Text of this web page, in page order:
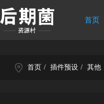
首页
首页 / 插件预设 / 其他